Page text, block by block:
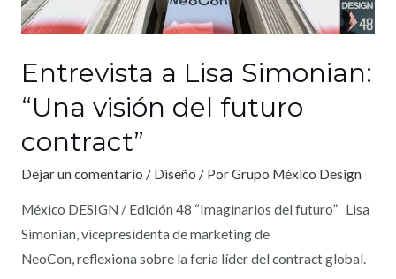
Entrevista a Lisa Simonian:
“Una visión del futuro
contract”
Dejar un comentario / Diseño / PorGrupo México Design
México DESIGN / Edición 48 “Imaginarios del futuro” Lisa
Simonian, vicepresidenta de marketing de
NeoCon, reflexiona sobre la feria líder del contract global.